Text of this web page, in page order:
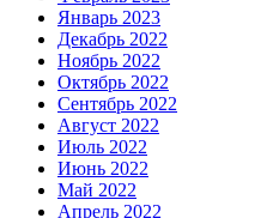
Январь 2023
Декабрь 2022
Ноябрь 2022
Октябрь 2022
Сентябрь 2022
Август 2022
Июль 2022
Июнь 2022
Май 2022
Апрель 2022